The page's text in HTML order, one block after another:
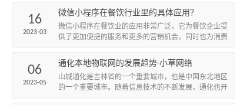
16
2023-03
微信小程序在餐饮行业里的具体应用？
微信小程序在餐饮业的应用非常广泛，它为餐饮企业提
供了更加便捷的服务和更多的营销机会，同时也为消费
06
2023-05
通化本地物联网的发展趋势-小草网络
​山城通化是吉林省的一个重要城市，也是中国东北地区
的一个重要城市。随着信息技术的不断发展，通化也开